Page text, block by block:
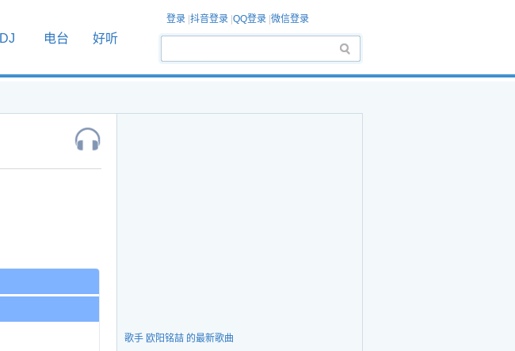
DJ 电台 好听
登录 抖音登录 QQ登录 微信登录
歌手 欧阳铭喆 的最新歌曲